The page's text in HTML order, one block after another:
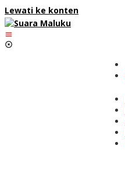
Lewati ke konten